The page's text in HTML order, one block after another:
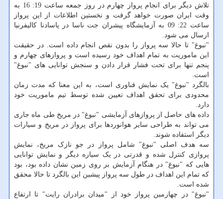
تلاش دیگر برای انجام پرواز چهارم در روز جمعه ساعت 19: 16 به
وقت ایران صورت خواهد گرفت و نخستین اطلاعات از این پرواز
ساعت 22: 09 به آزمایشگاه پیشران جت ناسا در پاسادنا کالیفرنیا
ارسال می شود.
"نبوغ" تا حالا سه پرواز را بدون نقص انجام داده است. در حقیقت
این ماموریت به تمام اهداف خود رسیده است و پروازهای چهارم و
پنجم تنها برای تحت فشار قرار دادن و سنجش توانایی های "نبوغ"
است.
بالگرد "نبوغ" یک نمایش فناوری است، به این معنا که مدت زمان
محدودی برای تحقق اهداف تعیین شده توسط تیم ماموریت خود
دارد.
داده های حاصل از پروازهای آزمایشی "نبوغ" در مریخ طی ماه جاری
می تواند به طراحی سایر هوانوردها برای پرواز در مریخ و سیارات
دیگر استفاده شوند.
سه هدف اصلی "نبوغ" شامل پرواز در جو نازک مریخ، نمایش
پروازی کنترل شده و قدرتی در یک سیاره دیگر و نمایش توانایی
هایی که "نبوغ" در هنگام آزمایش بر روی زمین نشان داده بود، بود
که تمام این اهداف در طول سه پرواز پیشین این بالگرد تا حالا محقق
شده است.
"نبوغ" در چهارمین پرواز خود از "میدان برادران رایت" تا ارتفاع